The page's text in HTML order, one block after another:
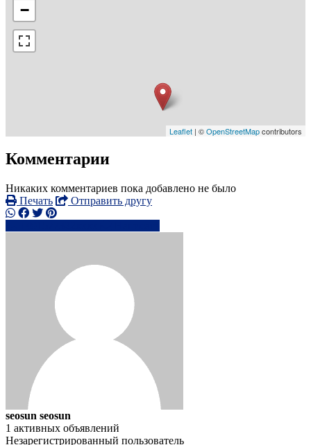
−
Leaflet | ©OpenStreetMapcontributors
Комментарии
Никаких комментариев пока добавлено не было
Печать
Отправить другу
seosun seosun
1 активных объявлений
Незарегистрированный пользователь